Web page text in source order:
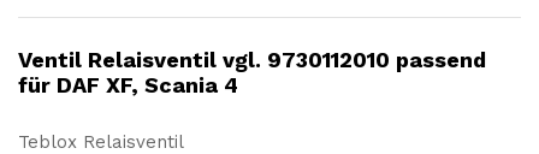
Ventil Relaisventil vgl. 9730112010 passend
für DAF XF, Scania 4
Teblox Relaisventil